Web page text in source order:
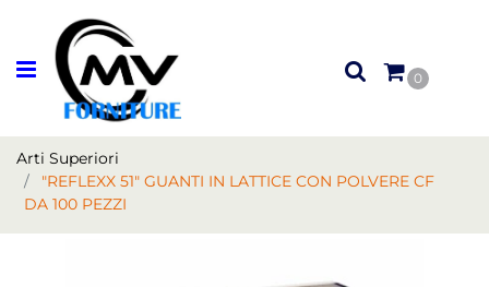
Open menu
0
Arti Superiori
"REFLEXX 51" GUANTI IN LATTICE CON POLVERE CF
DA 100 PEZZI